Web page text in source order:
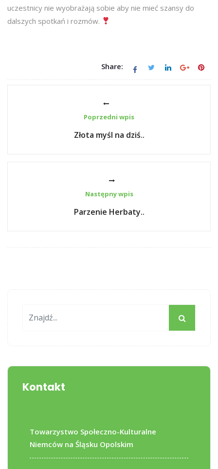
uczestnicy nie wyobrażają sobie aby nie mieć szansy do
dalszych spotkań i rozmów.
Share:
Poprzedni wpis
Złota myśl na dziś..
Następny wpis
Parzenie Herbaty..
Kontakt
Towarzystwo Społeczno-Kulturalne
Niemców na Śląsku Opolskim